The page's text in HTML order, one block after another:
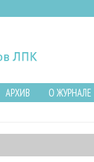
АРХИВ О ЖУРНАЛЕ